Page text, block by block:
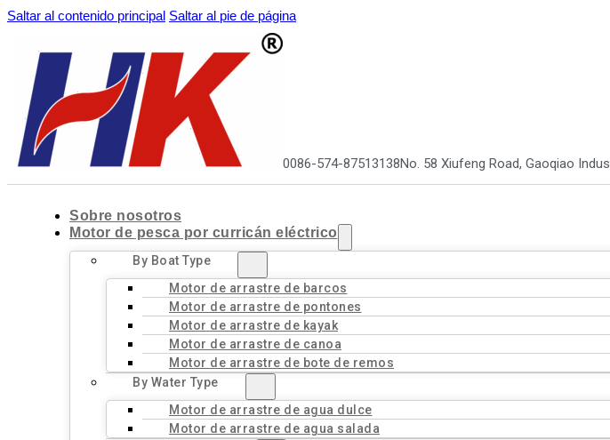
Saltar al contenido principal Saltar al pie de página
0086-574-87513138No. 58 Xiufeng Road, Gaoqiao
Sobre nosotros
Motor de pesca por curricán eléctrico
By Boat Type
Motor de arrastre de barcos
Motor de arrastre de pontones
Motor de arrastre de kayak
Motor de arrastre de canoa
Motor de arrastre de bote de remos
By Water Type
Motor de arrastre de agua dulce
Motor de arrastre de agua salada